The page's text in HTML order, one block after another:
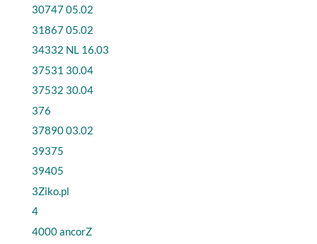
30747 05.02
31867 05.02
34332 NL 16.03
37531 30.04
37532 30.04
376
37890 03.02
39375
39405
3Ziko.pl
4
4000 ancorZ